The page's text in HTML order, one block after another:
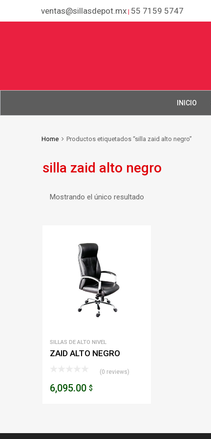
ventas@sillasdepot.mx 55 7159 5747
INICIO
Home Productos etiquetados “silla zaid alto negro”
silla zaid alto negro
Mostrando el único resultado
SILLAS DE ALTO NIVEL
ZAID ALTO NEGRO
(0 reviews)
6,095.00 $